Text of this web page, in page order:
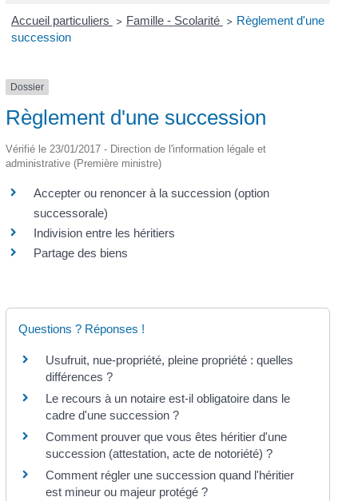
Accueil particuliers > Famille - Scolarité > Règlement d'une
succession
Dossier
Règlement d'une succession
Vérifié le 23/01/2017 - Direction de l'information légale et
administrative (Première ministre)
Accepter ou renoncer à la succession (option
successorale)
Indivision entre les héritiers
Partage des biens
Questions ? Réponses !
Usufruit, nue-propriété, pleine propriété : quelles
différences ?
Le recours à un notaire est-il obligatoire dans le
cadre d'une succession ?
Comment prouver que vous êtes héritier d'une
succession (attestation, acte de notoriété) ?
Comment régler une succession quand l'héritier
est mineur ou majeur protégé ?